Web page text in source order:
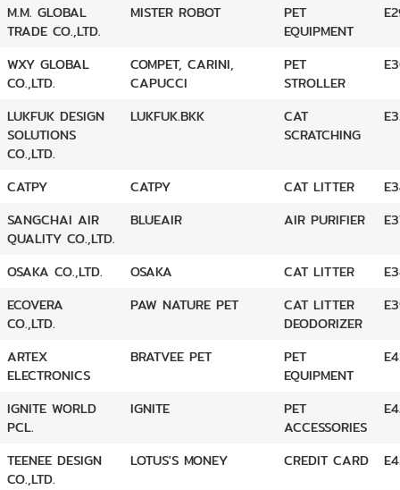
M.M. GLOBAL
TRADE CO.,LTD.
MISTER ROBOT
PET
EQUIPMENT
WXY GLOBAL
CO.,LTD.
COMPET, CARINI,
CAPUCCI
PET
STROLLER
LUKFUK DESIGN
SOLUTIONS
CO.,LTD.
LUKFUK.BKK
CAT
SCRATCHING
CATPY CATPY CAT LITTER
SANGCHAI AIR
QUALITY CO.,LTD.
BLUEAIR AIR PURIFIER
OSAKA CO.,LTD. OSAKA CAT LITTER
ECOVERA
CO.,LTD.
PAW NATURE PET
CAT LITTER
DEODORIZER
ARTEX
ELECTRONICS
BRATVEE PET
PET
EQUIPMENT
IGNITE WORLD
PCL.
IGNITE
PET
ACCESSORIES
TEENEE DESIGN
CO.,LTD.
LOTUS'S MONEY CREDIT CARD